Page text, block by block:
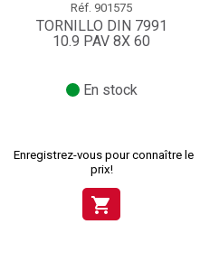
Réf. 901575
TORNILLO DIN 7991
10.9 PAV 8X 60
En stock
Enregistrez-vous pour connaître le
prix!
shopping_cart